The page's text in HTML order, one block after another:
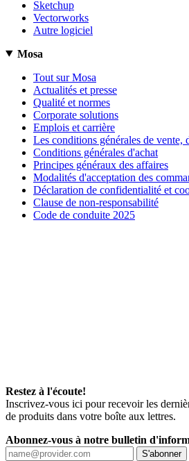
Sketchup
Vectorworks
Autre logiciel
Mosa
Tout sur Mosa
Actualités et presse
Qualité et normes
Corporate solutions
Emplois et carrière
Les conditions générales de vente,
Conditions générales d'achat
Principes généraux des affaires
Modalités d'acceptation des
Déclaration de confidentialité et
Clause de non-responsabilité
Code de conduite 2025
Restez à l'écoute!
Inscrivez-vous ici pour recevoir les
de produits dans votre boîte aux lettres.
Abonnez-vous à notre bulletin
S'abonner